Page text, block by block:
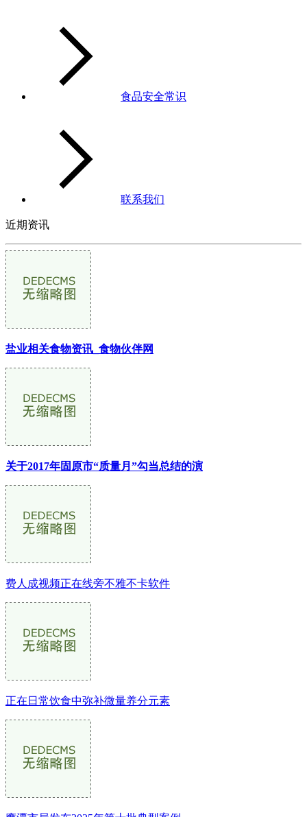
食品安全常识
联系我们
近期资讯
盐业相关食物资讯_食物伙伴网
关于2017年固原市“质量月”勾当总结的演
费人成视频正在线旁不雅不卡软件
正在日常饮食中弥补微量养分元素